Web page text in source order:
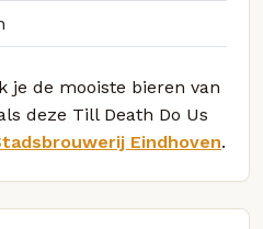
je de mooiste bieren van
deze Till Death Do Us
Eindhoven.